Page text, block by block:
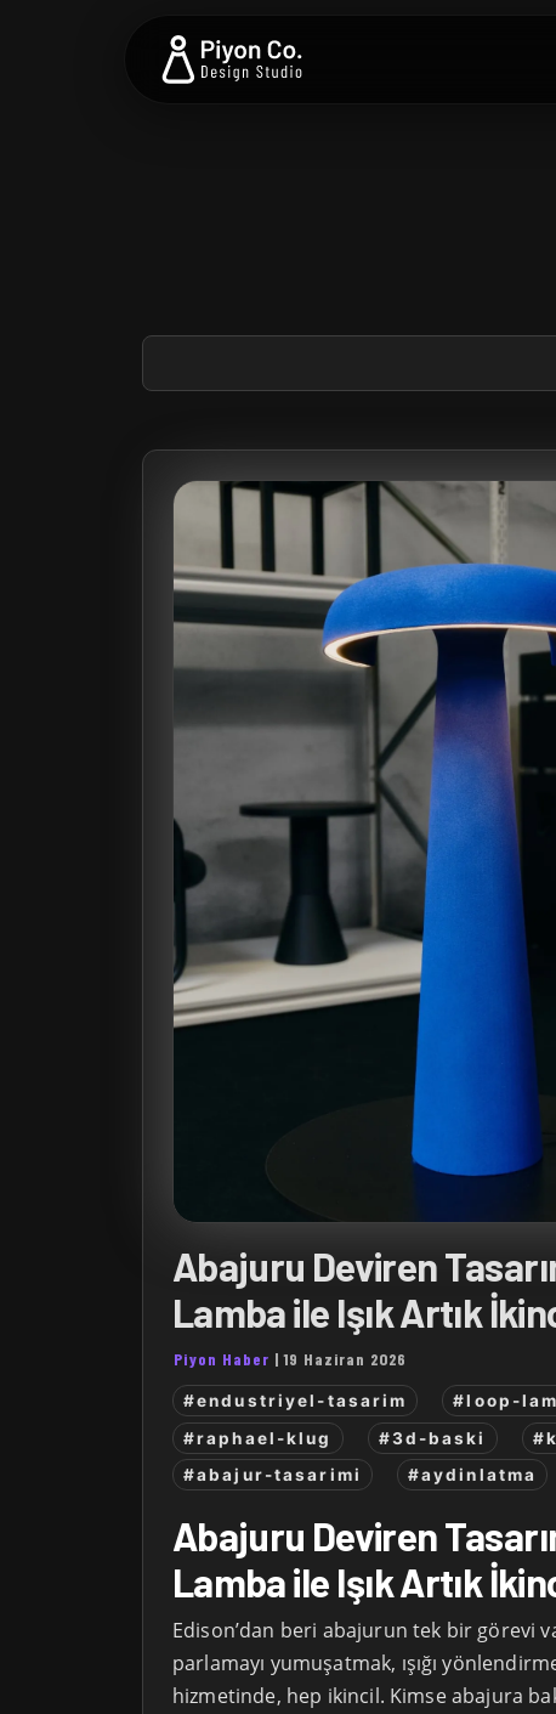
Abajuru Deviren
Lamba ile Işık Artık
Piyon Haber |19 Haziran 2026
#endustriyel-tasarim
#loop-
#raphael-klug
#3d-baski
#abajur-tasarimi
#aydinlatma
Abajuru Deviren
Lamba ile Işık Artık
Edison’dan beri abajurun tek bir görevi
parlamayı yumuşatmak, ışığı
hizmetinde, hep ikincil. Kimse abajura